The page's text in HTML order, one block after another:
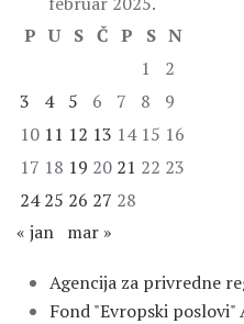
P U S Č P S N
1
2
3
4 5 6 7 8
9
10 11 12 13 14 15 16
17 18 19 20 21 22 23
24 25 26 27 28
« jan mar »
Agencija za privredne
Fond "Evropski